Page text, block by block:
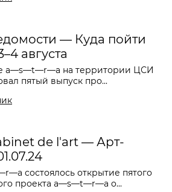
— Куда пойти
августа
a—s—t—r—a на территории ЦСИ
пятый выпуск про...
de l'art — Арт-
состоялось открытие пятого
проекта a—s—t—r—a o...